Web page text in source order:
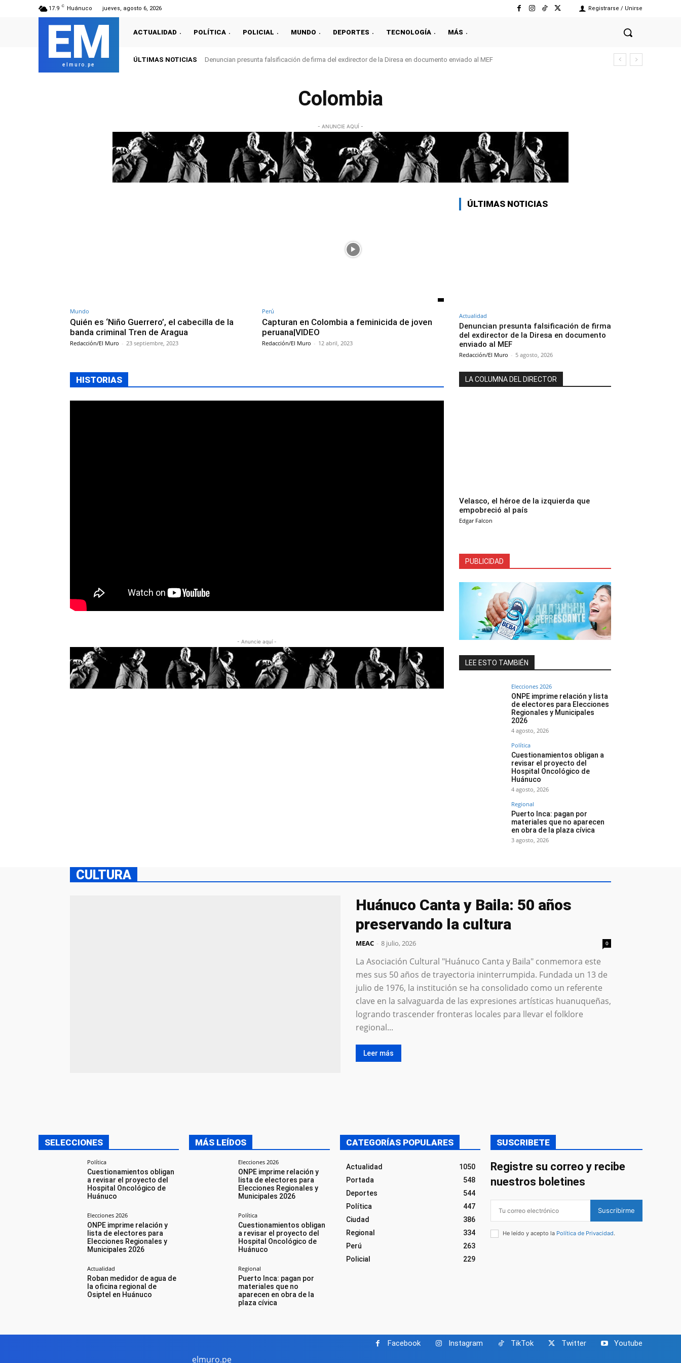
17.9 C Huánuco jueves, agosto 6, 2026 Registrarse / Unirse
EM
elmuro.pe
ACTUALIDAD POLÍTICA POLICIAL MUNDO DEPORTES TECNOLOGÍA MÁS
ÚLTIMAS NOTICIAS Denuncian presunta falsificación de firma del exdirector de la Diresa en documento enviado al MEF
Colombia
- ANUNCIE AQUÍ -
Mundo
Quién es ‘Niño Guerrero’, el cabecilla de la
banda criminal Tren de Aragua
Redacción/El Muro - 23 septiembre, 2023
Perú
Capturan en Colombia a feminicida de joven
peruana|VIDEO
Redacción/El Muro - 12 abril, 2023
HISTORIAS
- Anuncie aquí -
ÚLTIMAS NOTICIAS
Actualidad
Denuncian presunta falsificación de firma
del exdirector de la Diresa en documento
enviado al MEF
Redacción/El Muro - 5 agosto, 2026
LA COLUMNA DEL DIRECTOR
Velasco, el héroe de la izquierda que
empobreció al país
Edgar Falcon
PUBLICIDAD
LEE ESTO TAMBIÉN
Elecciones 2026
ONPE imprime relación y lista
de electores para Elecciones
Regionales y Municipales
2026
4 agosto, 2026
Política
Cuestionamientos obligan a
revisar el proyecto del
Hospital Oncológico de
Huánuco
4 agosto, 2026
Regional
Puerto Inca: pagan por
materiales que no aparecen
en obra de la plaza cívica
3 agosto, 2026
CULTURA
Huánuco Canta y Baila: 50 años
preservando la cultura
MEAC - 8 julio, 2026 0
La Asociación Cultural "Huánuco Canta y Baila" conmemora este
mes sus 50 años de trayectoria ininterrumpida. Fundada un 13 de
julio de 1976, la institución se ha consolidado como un referente
clave en la salvaguarda de las expresiones artísticas huanuqueñas,
logrando trascender fronteras locales para llevar el folklore
regional...
Leer más
SELECCIONES
Política
Cuestionamientos obligan
a revisar el proyecto del
Hospital Oncológico de
Huánuco
Elecciones 2026
ONPE imprime relación y
lista de electores para
Elecciones Regionales y
Municipales 2026
Actualidad
Roban medidor de agua de
la oficina regional de
Osiptel en Huánuco
MÁS LEÍDOS
Elecciones 2026
ONPE imprime relación y
lista de electores para
Elecciones Regionales y
Municipales 2026
Política
Cuestionamientos obligan
a revisar el proyecto del
Hospital Oncológico de
Huánuco
Regional
Puerto Inca: pagan por
materiales que no
aparecen en obra de la
plaza cívica
CATEGORÍAS POPULARES
Actualidad
1050
Portada
548
Deportes
544
Política
447
Ciudad
386
Regional
334
Perú
263
Policial
229
SUSCRIBETE
Registre su correo y recibe
nuestros boletines
Suscribirme
He leído y acepto la Política de Privacidad.
Facebook Instagram TikTok Twitter Youtube
elmuro.pe